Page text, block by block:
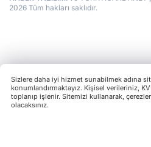
2026 Tüm hakları saklıdır.
Sizlere daha iyi hizmet sunabilmek adına
konumlandırmaktayız. Kişisel verileriniz,
toplanıp işlenir. Sitemizi kullanarak,
olacaksınız.